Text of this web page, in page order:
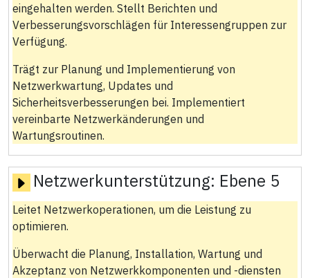
eingehalten werden. Stellt Berichten und
Verbesserungsvorschlägen für Interessengruppen zur
Verfügung.
Trägt zur Planung und Implementierung von
Netzwerkwartung, Updates und
Sicherheitsverbesserungen bei. Implementiert
vereinbarte Netzwerkänderungen und
Wartungsroutinen.
Netzwerkunterstützung: Ebene 5
Leitet Netzwerkoperationen, um die Leistung zu
optimieren.
Überwacht die Planung, Installation, Wartung und
Akzeptanz von Netzwerkkomponenten und -diensten